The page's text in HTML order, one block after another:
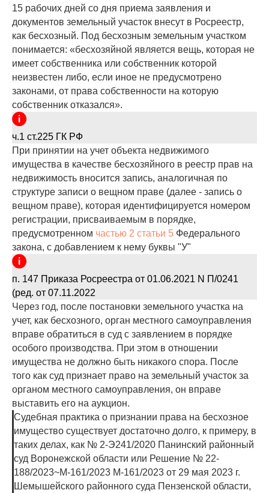
15 рабочих дней со дня приема заявления и
документов земельный участок внесут в Росреестр,
как бесхозный. Под бесхозным земельным участком
понимается: «бесхозяйной является вещь, которая не
имеет собственника или собственник которой
неизвестен либо, если иное не предусмотрено
законами, от права собственности на которую
собственник отказался».
ч.1 ст.225 ГК РФ
При принятии на учет объекта недвижимого
имущества в качестве бесхозяйного в реестр прав на
недвижимость вносится запись, аналогичная по
структуре записи о вещном праве (далее - запись о
вещном праве), которая идентифицируется номером
регистрации, присваиваемым в порядке,
предусмотренном частью 2 статьи 5 Федерального
закона, с добавлением к нему буквы "У"
п. 147 Приказа Росреестра от 01.06.2021 N П/0241
(ред. от 07.11.2022
Через год, после постановки земельного участка на
учет, как бесхозного, орган местного самоуправления
вправе обратиться в суд с заявлением в порядке
особого производства. При этом в отношении
имущества не должно быть никакого спора. После
того как суд признает право на земельный участок за
органом местного самоуправления, он вправе
выставить его на аукцион.
Судебная практика о признании права на бесхозное
имущество существует достаточно долго, к примеру, в
таких делах, как № 2-Э241/2020 Панинский районный
суд Воронежской области или Решение № 22-
188/2023~М-161/2023 М-161/2023 от 29 мая 2023 г.
Шемышейского районного суда Пензенской области,